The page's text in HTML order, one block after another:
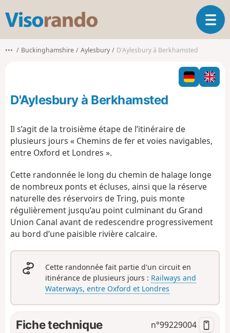
s
o
o
O
u
i
r
l
i
t
••• Buckinghamshire Aylesbury D'Aylesbury à Berkhamsted
D'Aylesbury à Berkhamsted
Il s’agit de la troisième étape de l’itinéraire de
plusieurs jours « Chemins de fer et voies navigables,
entre Oxford et Londres ».
Cette randonnée le long du chemin de halage longe
de nombreux ponts et écluses, ainsi que la réserve
naturelle des réservoirs de Tring, puis monte
régulièrement jusqu’au point culminant du Grand
Union Canal avant de redescendre progressivement
au bord d’une paisible rivière calcaire.
Cette randonnée fait partie d'un circuit en
itinérance de plusieurs jours : Railways and
Waterways, entre Oxford et Londres
Fiche technique n°99229004